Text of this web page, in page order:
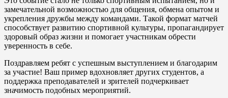
замечательной возможностью для общения, обмена опытом и
укрепления дружбы между командами. Такой формат матчей
способствует развитию спортивной культуры, пропагандирует
здоровый образ жизни и помогает участникам обрести
уверенность в себе.
Поздравляем ребят с успешным выступлением и благодарим
за участие! Ваш пример вдохновляет других студентов, а
поддержка преподавателей и зрителей подчеркивает
значимость подобных мероприятий.